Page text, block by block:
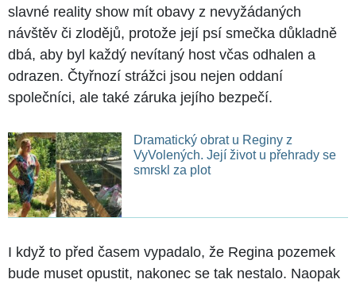
slavné reality show mít obavy z nevyžádaných
návštěv či zlodějů, protože její psí smečka důkladně
dbá, aby byl každý nevítaný host včas odhalen a
odrazen. Čtyřnozí strážci jsou nejen oddaní
společníci, ale také záruka jejího bezpečí.
Dramatický obrat u Reginy z
VyVolených. Její život u přehrady se
smrskl za plot
I když to před časem vypadalo, že Regina pozemek
bude muset opustit, nakonec se tak nestalo. Naopak